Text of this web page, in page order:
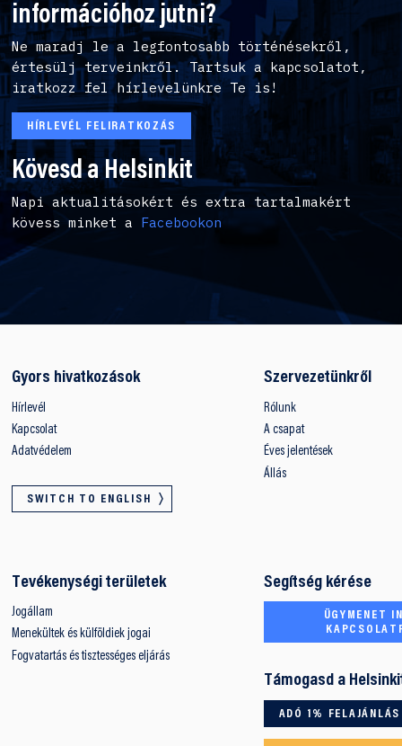
információhoz jutni?
Ne maradj le a legfontosabb történésekről,
értesülj terveinkről. Tartsuk a kapcsolatot,
iratkozz fel hírlevelünkre Te is!
HÍRLEVÉL FELIRATKOZÁS
Kövesd a Helsinkit
Napi aktualitásokért és extra tartalmakért
kövess minket a Facebookon
Gyors hivatkozások
Hírlevél
Kapcsolat
Adatvédelem
SWITCH TO ENGLISH
Szervezetünkről
Rólunk
A csapat
Éves jelentések
Állás
Tevékenységi területek
Jogállam
Menekültek és külföldiek jogai
Fogvatartás és tisztességes eljárás
Segítség kérése
ÜGYMENET
Támogasd a
ADÓ 1% FELAJÁNLÁS